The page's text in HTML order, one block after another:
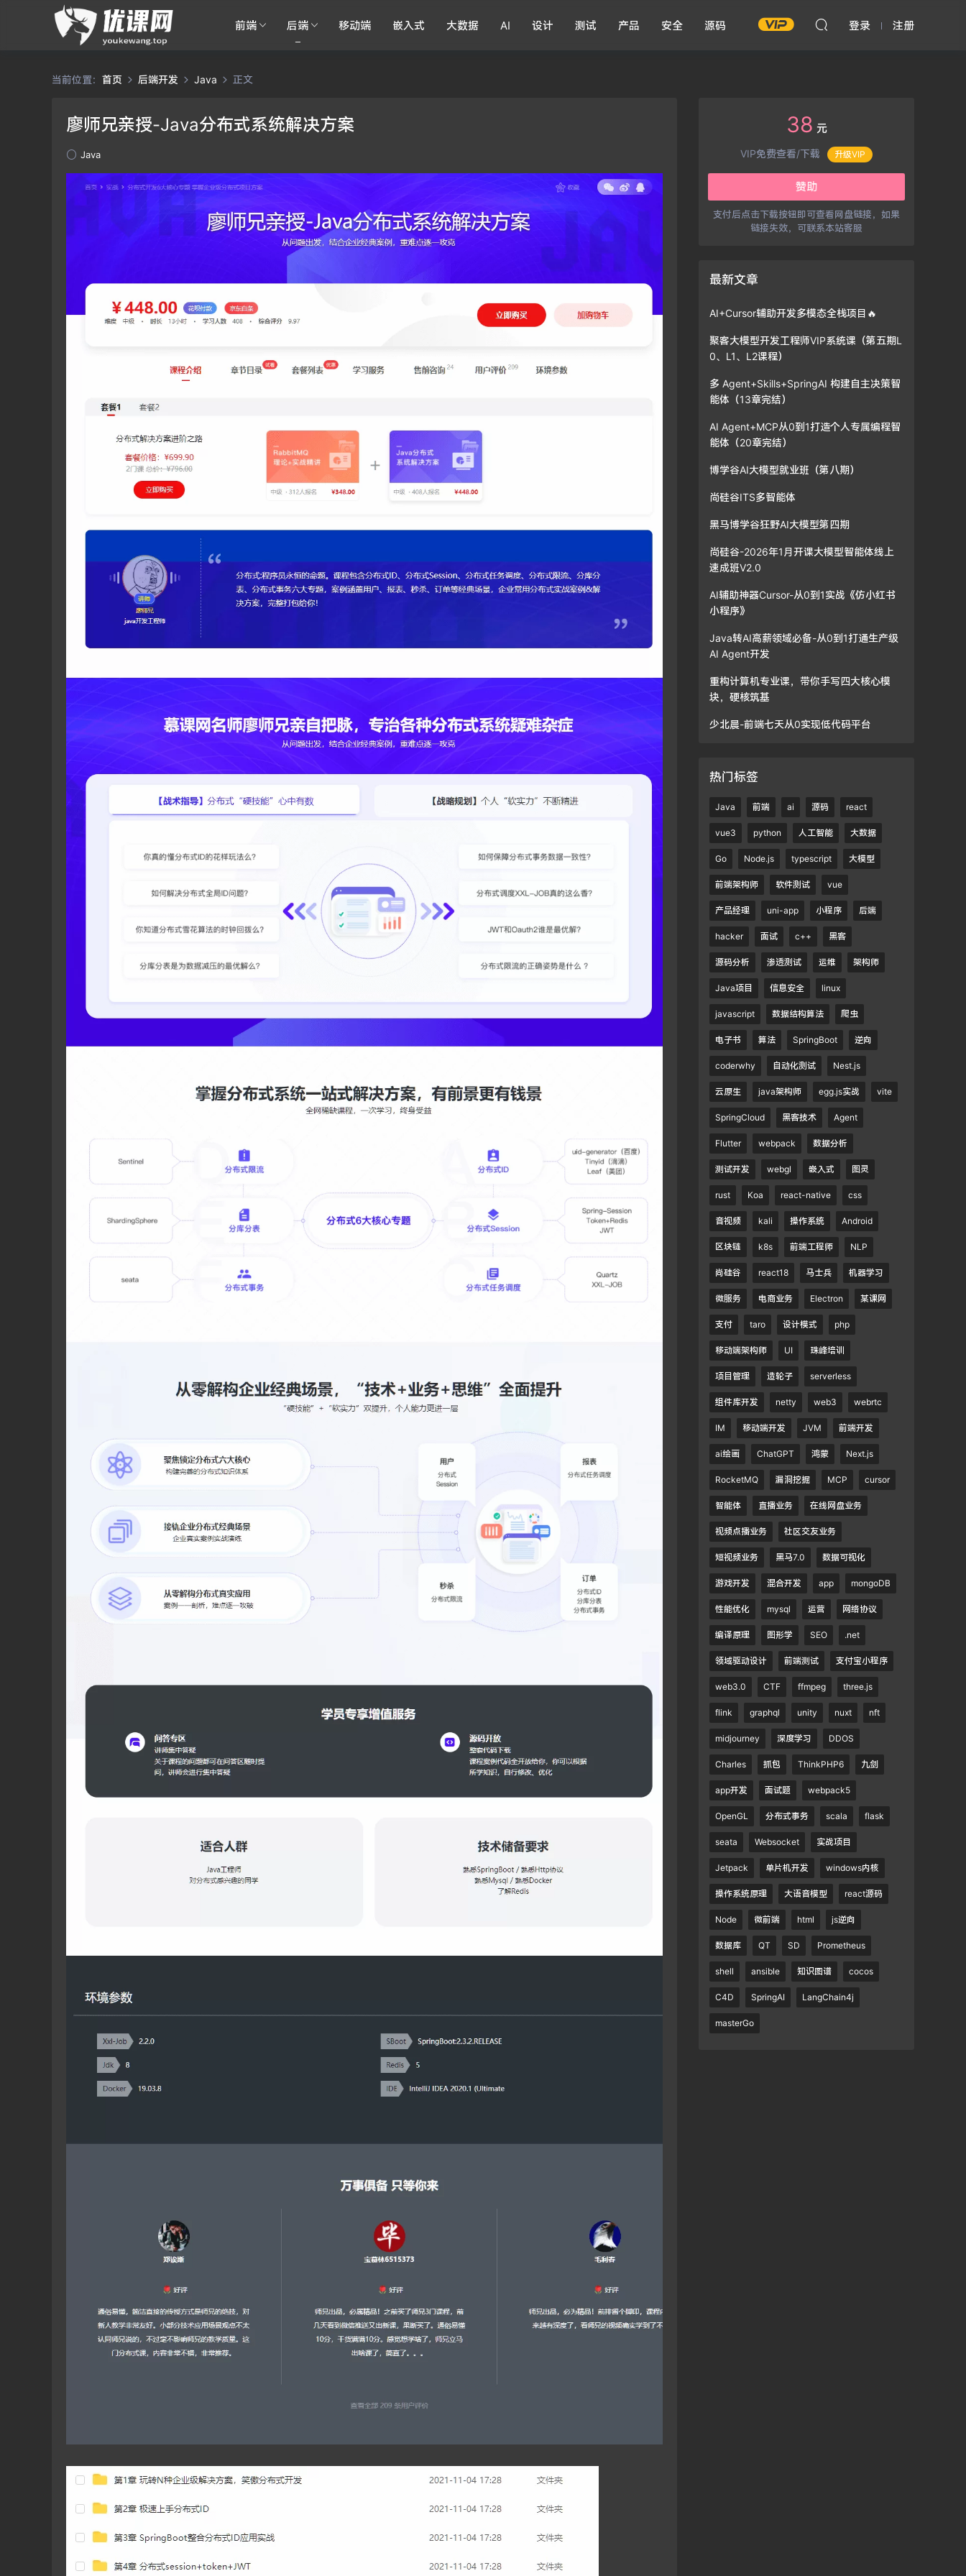
前端 后端 移动端 嵌入式 大数据 AI 设计 测试 产品 安全 源码 登录 注册
当前位置： 首页 后端开发 Java 正文
廖师兄亲授-Java分布式系统解决方案
Java
38 元
VIP免费查看/下载
赞助
支付后点击下载按钮即可查看网盘链接，如果
链接失效，可联系本站客服
最新文章
AI+Cursor辅助开发多模态全栈项目🔥
聚客大模型开发工程师VIP系统课（第五期L
0、L1、L2课程）
多 Agent+Skills+SpringAI 构建自主决策智
能体（13章完结）
AI Agent+MCP从0到1打造个人专属编程智
能体（20章完结）
博学谷AI大模型就业班（第八期）
尚硅谷ITS多智能体
黑马博学谷狂野AI大模型第四期
尚硅谷-2026年1月开课大模型智能体线上
速成班V2.0
AI辅助神器Cursor-从0到1实战《仿小红书
小程序》
Java转AI高薪领域必备-从0到1打通生产级
AI Agent开发
重构计算机专业课，带你手写四大核心模
块，硬核筑基
少北晨-前端七天从0实现低代码平台
热门标签
Java 前端 ai 源码 react
vue3 python 人工智能 大数据
Go Node.js typescript 大模型
前端架构师 软件测试 vue
产品经理 uni-app 小程序 后端
hacker 面试 c++ 黑客
源码分析 渗透测试 运维 架构师
Java项目 信息安全 linux
javascript 数据结构算法 爬虫
电子书 算法 SpringBoot 逆向
coderwhy 自动化测试 Nest.js
云原生 java架构师 egg.js实战 vite
SpringCloud 黑客技术 Agent
Flutter webpack 数据分析
测试开发 webgl 嵌入式 图灵
rust Koa react-native css
音视频 kali 操作系统 Android
区块链 k8s 前端工程师 NLP
尚硅谷 react18 马士兵 机器学习
微服务 电商业务 Electron 某课网
支付 taro 设计模式 php
移动端架构师 UI 珠峰培训
项目管理 造轮子 serverless
组件库开发 netty web3 webrtc
IM 移动端开发 JVM 前端开发
ai绘画 ChatGPT 鸿蒙 Next.js
RocketMQ 漏洞挖掘 MCP cursor
智能体 直播业务 在线网盘业务
视频点播业务 社区交友业务
短视频业务 黑马7.0 数据可视化
游戏开发 混合开发 app mongoDB
性能优化 mysql 运营 网络协议
编译原理 图形学 SEO .net
领域驱动设计 前端测试 支付宝小程序
web3.0 CTF ffmpeg three.js
flink graphql unity nuxt nft
midjourney 深度学习 DDOS
Charles 抓包 ThinkPHP6 九剑
app开发 面试题 webpack5
OpenGL 分布式事务 scala flask
seata Websocket 实战项目
Jetpack 单片机开发 windows内核
操作系统原理 大语音模型 react源码
Node 微前端 html js逆向
数据库 QT SD Prometheus
shell ansible 知识图谱 cocos
C4D SpringAI LangChain4j
masterGo